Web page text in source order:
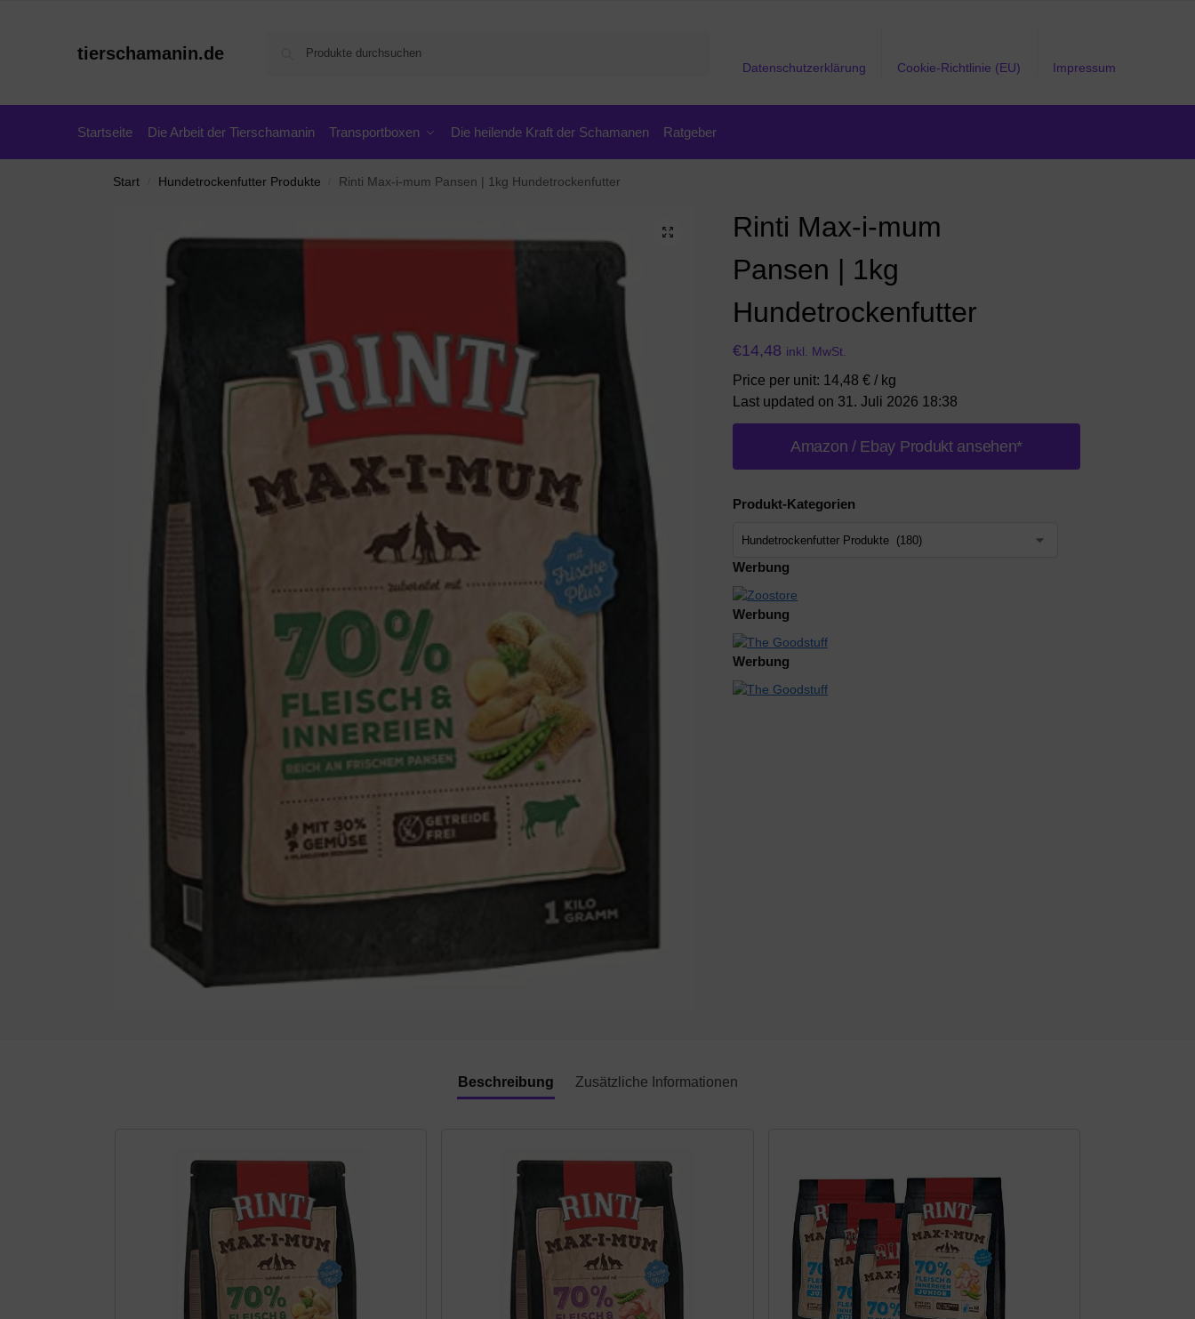
tierschamanin.de
Datenschutzerklärung Cookie-Richtlinie (EU) Impressum
Startseite Die Arbeit der Tierschamanin Transportboxen Die heilende Kraft der Schamanen Ratgeber
Start Hundetrockenfutter Produkte Rinti Max-i-mum Pansen | 1kg Hundetrockenfutter
Rinti Max-i-mum
Pansen | 1kg
Hundetrockenfutter
€14,48 inkl. MwSt.
Price per unit: 14,48 € / kg
Last updated on 31. Juli 2026 18:38
Amazon / Ebay Produkt ansehen*
Produkt-Kategorien
Werbung
Werbung
Werbung
Beschreibung Zusätzliche Informationen